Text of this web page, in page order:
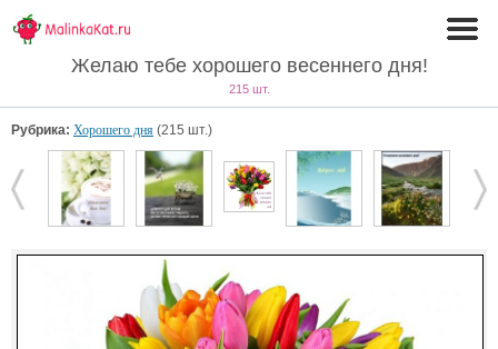
Желаю тебе хорошего весеннего дня!
215 шт.
Рубрика: Хорошего дня (215 шт.)